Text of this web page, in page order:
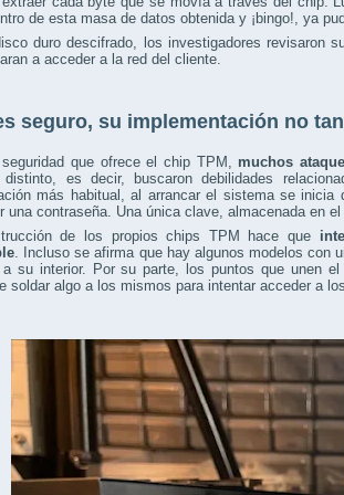
de esta masa de datos obtenida y ¡bingo!, ya
duro descifrado, los investigadores revisaron
a acceder a la red del cliente.
seguro, su implementación no
que ofrece el chip TPM, muchos
distinto, es decir, buscaron debilidades
más habitual, al arrancar el sistema se
una contraseña. Una única clave, almacenada en
de los propios chips TPM hace que
. Incluso se afirma que hay algunos modelos
a su interior. Por su parte, los puntos que unen
soldar algo a los mismos para intentar acceder a